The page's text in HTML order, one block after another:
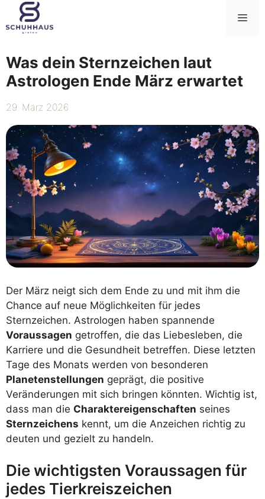
Zum
Inhalt
springen
Was dein Sternzeichen laut
Astrologen Ende März erwartet
29. März 2026
Der März neigt sich dem Ende zu und mit ihm die
Chance auf neue Möglichkeiten für jedes
Sternzeichen. Astrologen haben spannende
Voraussagen getroffen, die das Liebesleben, die
Karriere und die Gesundheit betreffen. Diese letzten
Tage des Monats werden von besonderen
Planetenstellungen geprägt, die positive
Veränderungen mit sich bringen könnten. Wichtig ist,
dass man die Charaktereigenschaften seines
Sternzeichens kennt, um die Anzeichen richtig zu
deuten und gezielt zu handeln.
Die wichtigsten Voraussagen für
jedes Tierkreiszeichen